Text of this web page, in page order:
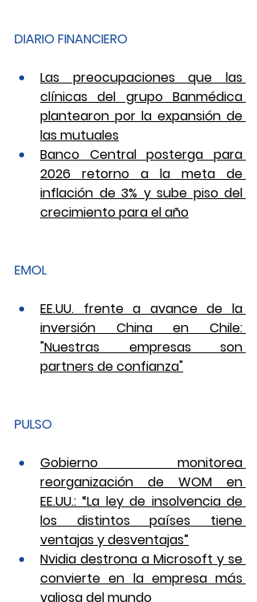
DIARIO FINANCIERO
Las preocupaciones que las
clínicas del grupo Banmédica
plantearon por la expansión de
las mutuales
Banco Central posterga para
2026 retorno a la meta de
inflación de 3% y sube piso del
crecimiento para el año
EMOL
EE.UU. frente a avance de la
inversión China en Chile:
"Nuestras empresas son
partners de confianza"
PULSO
Gobierno monitorea
reorganización de WOM en
EE.UU.: “La ley de insolvencia de
los distintos países tiene
ventajas y desventajas”
Nvidia destrona a Microsoft y se
convierte en la empresa más
valiosa del mundo